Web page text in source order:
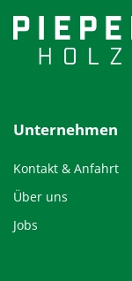
Unternehmen
Kontakt & Anfahrt
Über uns
Jobs